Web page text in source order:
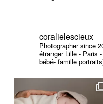
coralielescieux
Photographer since
étranger Lille - Paris
bébé- famille